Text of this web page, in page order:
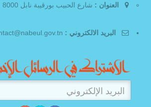
العنوان : شارع الحبيب بورقيبة نابل 8000
البريد الالكتروني :